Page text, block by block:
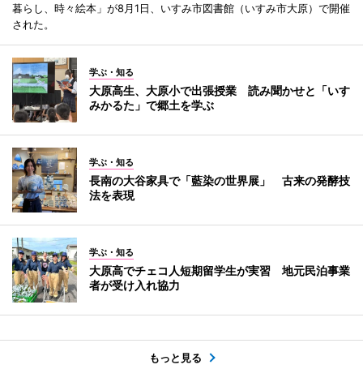
暮らし、時々絵本」が8月1日、いすみ市図書館（いすみ市大原）で開催
された。
学ぶ・知る
大原高生、大原小で出張授業 読み聞かせと「いす
みかるた」で郷土を学ぶ
学ぶ・知る
長南の大谷家具で「藍染の世界展」 古来の発酵技
法を表現
学ぶ・知る
大原高でチェコ人短期留学生が実習 地元民泊事業
者が受け入れ協力
もっと見る